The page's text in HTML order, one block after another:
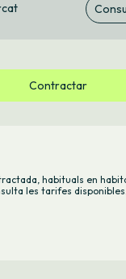
Contractar
habituals en
les tarifes disponibles